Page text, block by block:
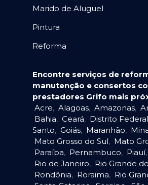
Marido de Aluguel
Pintura
Reforma
Encontre serviços de
manutenção e consertos
prestadores Grifo mais
Acre, Alagoas, Amazonas,
Bahia, Ceará, Distrito Federal
Santo, Goiás, Maranhão,
Mato Grosso do Sul, Mato
Paraíba, Pernambuco, Piauí,
Rio de Janeiro, Rio Grande
Rondônia, Roraima, Rio